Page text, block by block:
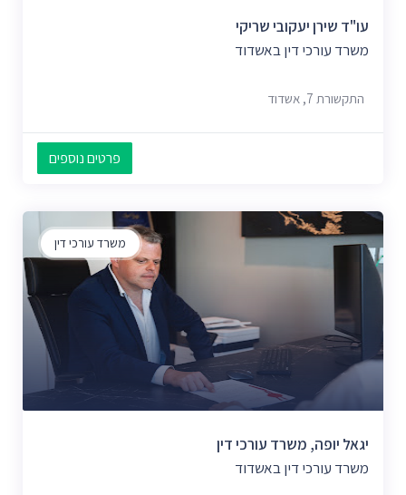
עו"ד שירן יעקובי שריקי
משרד עורכי דין באשדוד
התקשורת 7, אשדוד
פרטים נוספים
משרד עורכי דין
יגאל יופה, משרד עורכי דין
משרד עורכי דין באשדוד